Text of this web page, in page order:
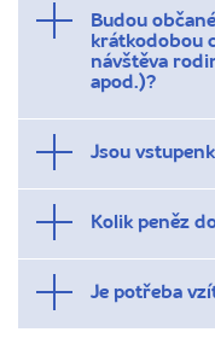
Budou
krátkodobou
návštěva
apod.)?
Jsou
Kolik peněz
Je potřeba